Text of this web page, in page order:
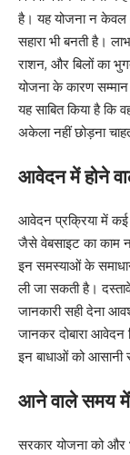
है। यह योजना न केवल
सहारा भी बनती है।
राशन, और बिलों का
योजना के कारण
यह साबित किया है कि
अकेला नहीं छोड़ना
आवेदन में होने
आवेदन प्रक्रिया में कई
जैसे वेबसाइट का काम न
इन समस्याओं के
ली जा सकती है।
जानकारी सही देना
जानकर दोबारा आवेदन
इन बाधाओं को आसानी
आने वाले समय में
सरकार योजना को और